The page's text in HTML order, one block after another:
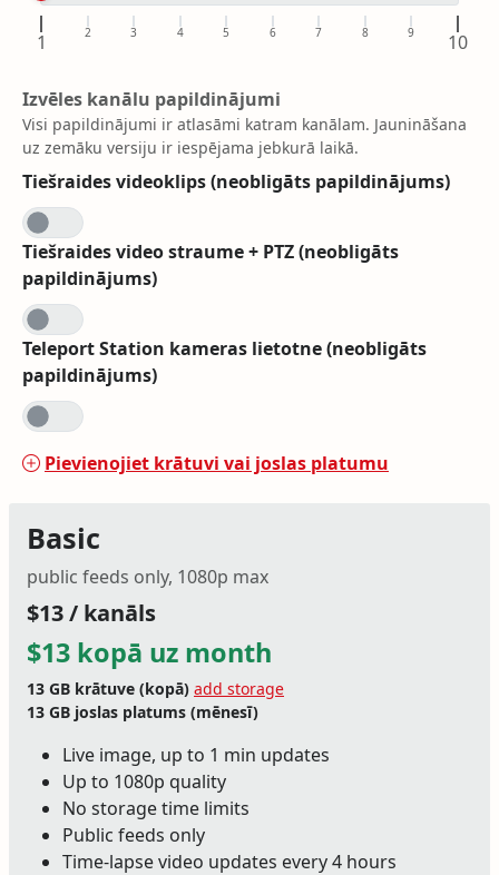
1 2 3 4 5 6 7 8 9 10
Izvēles kanālu papildinājumi
Visi papildinājumi ir atlasāmi katram kanālam. Jaunināšana
uz zemāku versiju ir iespējama jebkurā laikā.
Tiešraides videoklips (neobligāts papildinājums)
Tiešraides video straume + PTZ (neobligāts
papildinājums)
Teleport Station kameras lietotne (neobligāts
papildinājums)
Pievienojiet krātuvi vai joslas platumu
Basic
public feeds only, 1080p max
$13 / kanāls
$13 kopā uz month
13 GB krātuve (kopā) add storage
13 GB joslas platums (mēnesī)
Live image, up to 1 min updates
Up to 1080p quality
No storage time limits
Public feeds only
Time-lapse video updates every 4 hours